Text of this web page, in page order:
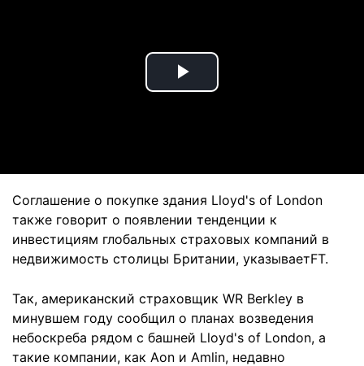
Play
Соглашение о покупке здания Lloyd's of London
также говорит о появлении тенденции к
инвестициям глобальных страховых компаний в
недвижимость столицы Британии, указываетFT.
Так, американский страховщик WR Berkley в
минувшем году сообщил о планах возведения
небоскреба рядом с башней Lloyd's of London, а
такие компании, как Aon и Amlin, недавно